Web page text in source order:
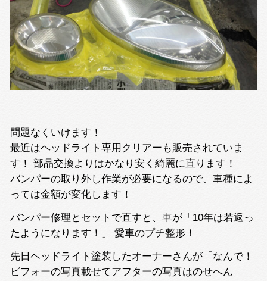
問題なくいけます！
最近はヘッドライト専用クリアーも販売されていま
す！ 部品交換よりはかなり安く綺麗に直ります！
バンパーの取り外し作業が必要になるので、車種によ
っては金額が変化します！
バンパー修理とセットで直すと、車が「10年は若返っ
たようになります！」 愛車のプチ整形！
先日ヘッドライト塗装したオーナーさんが「なんで！
ビフォーの写真載せてアフターの写真はのせへん